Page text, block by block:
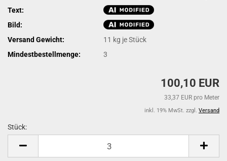
Text:
Bild:
Versand Gewicht:
11 kg je Stück
Mindestbestellmenge:
3
100,10 EUR
33,37 EUR pro Meter
inkl. 19% MwSt. zzgl. Versand
Stück: